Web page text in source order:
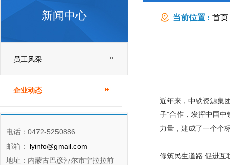
新闻中心
员工风采
企业动态
电话：0472-5250886
邮箱：
lyinfo@gmail.com
地址：内蒙古巴彦淖尔市宁拉拉前
当前位置 : 首页
近年来，中铁资源集
子”合作，发挥中国
力量，建成了一个个
修筑民生道路 促进互